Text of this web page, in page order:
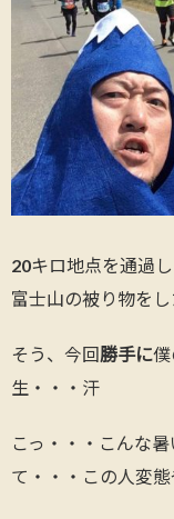
20キロ地点を通過
富士山の被り物をし
そう、今回勝手に
生・・・汗
こっ・・・こんな
て・・・この人変態